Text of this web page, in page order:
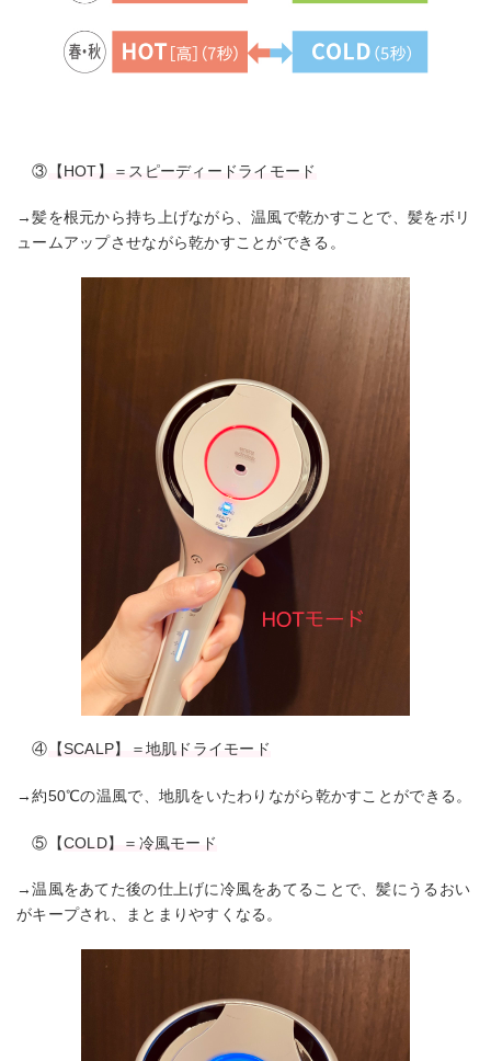
③ 【HOT】＝スピーディードライモード
→髪を根元から持ち上げながら、温風で乾かすことで、髪をボリ
ュームアップさせながら乾かすことができる。
④ 【SCALP】＝地肌ドライモード
→約50℃の温風で、地肌をいたわりながら乾かすことができる。
⑤【COLD】＝冷風モード
→温風をあてた後の仕上げに冷風をあてることで、髪にうるおい
がキープされ、まとまりやすくなる。